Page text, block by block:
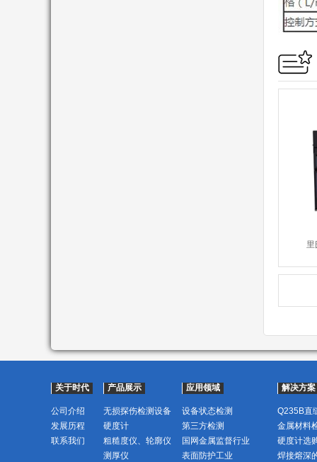
关于时代
公司介绍
发展历程
联系我们
产品展示
无损探伤检测设备
硬度计
粗糙度仪、轮廓仪
测厚仪
应用领域
设备状态检测
第三方检测
国网金属监督行业
表面防护工业
解决方案
Q235B直
金属材料
硬度计选
焊接熔深